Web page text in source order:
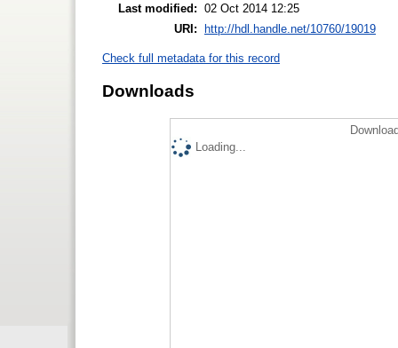
Last modified: 02 Oct 2014 12:25
URI:
http://hdl.handle.net/10760/19019
Check full metadata for this record
Downloads
Loading...